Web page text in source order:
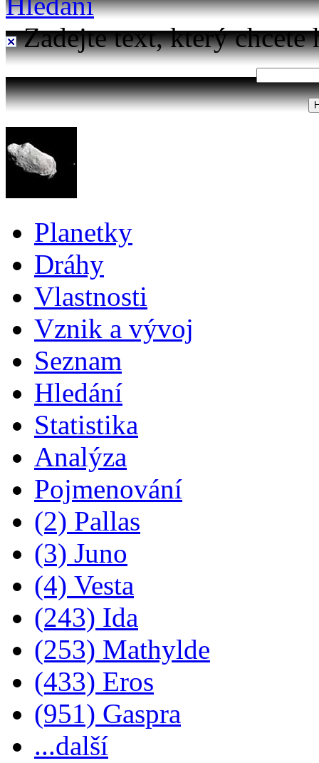
Zadejte text, který chcete
Planetky
Dráhy
Vlastnosti
Vznik a vývoj
Seznam
Hledání
Statistika
Analýza
Pojmenování
(2) Pallas
(3) Juno
(4) Vesta
(243) Ida
(253) Mathylde
(433) Eros
(951) Gaspra
...další